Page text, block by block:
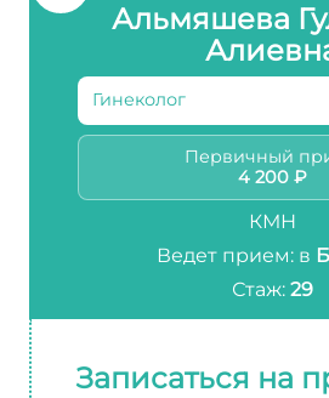
Альмяшева
Гинеколог
Первичный
4 200 ₽
КМН
Ведет прием: в
Стаж: 29
Записаться на